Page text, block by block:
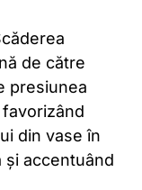
de către
presiunea
din vase în
și accentuând